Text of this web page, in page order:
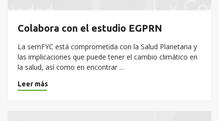
Colabora con el estudio EGPRN
La semFYC está comprometida con la Salud Planetaria y
las implicaciones que puede tener el cambio climático en
la salud, así como en encontrar ...
Leer más